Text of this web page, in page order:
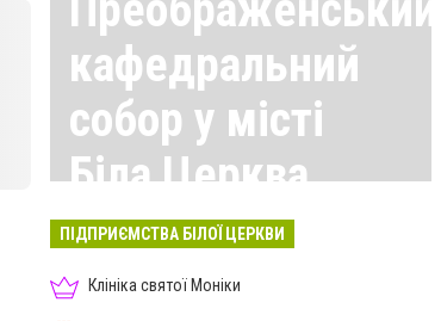
кафедральний
собор у місті
Біла Церква
Всі матеріали тут
ПІДПРИЄМСТВА БІЛОЇ ЦЕРКВИ
Клініка святої Моніки